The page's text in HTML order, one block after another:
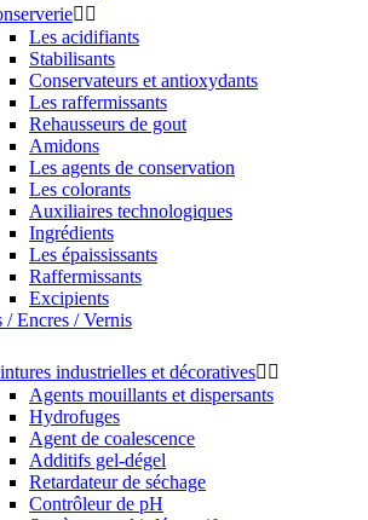
 
Les acidifiants
Stabilisants
Conservateurs et antioxydants
Les raffermissants
Rehausseurs de gout
Amidons
Les agents de conservation
Les colorants
Auxiliaires technologiques
Ingrédients
Les épaississants
Raffermissants
Excipients
/ Encres / Vernis
industrielles et décoratives 
Agents mouillants et dispersants
Hydrofuges
Agent de coalescence
Additifs gel-dégel
Retardateur de séchage
Contrôleur de pH